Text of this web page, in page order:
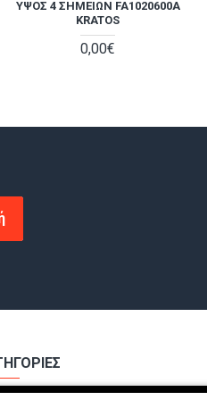
39,50€ 44,00€
ΎΨΟΣ 4 ΣΗΜΕΊΩΝ FA1020600A
KRATOS
0,00€